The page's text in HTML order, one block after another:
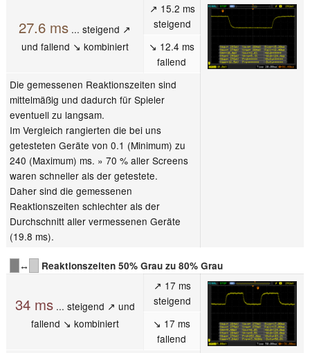
27.6 ms ... steigend ↗
und fallend ↘ kombiniert
↗ 15.2 ms
steigend
↘ 12.4 ms
fallend
Die gemessenen Reaktionszeiten sind
mittelmäßig und dadurch für Spieler
eventuell zu langsam.
Im Vergleich rangierten die bei uns
getesteten Geräte von 0.1 (Minimum) zu
240 (Maximum) ms. » 70 % aller Screens
waren schneller als der getestete.
Daher sind die gemessenen
Reaktionszeiten schlechter als der
Durchschnitt aller vermessenen Geräte
(19.8 ms).
↔ Reaktionszeiten 50% Grau zu 80% Grau
34 ms... steigend ↗ und
fallend ↘ kombiniert
↗ 17 ms
steigend
↘ 17 ms
fallend